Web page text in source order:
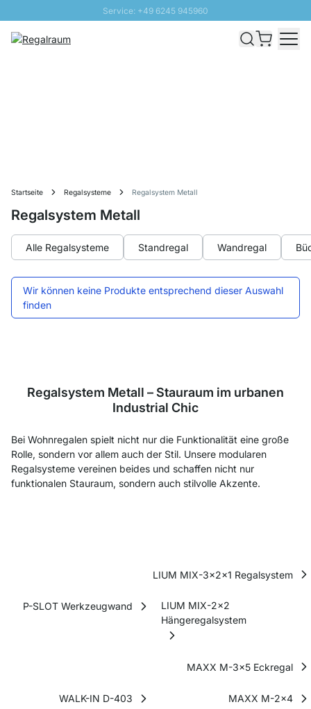
Service: +49 6245 945960
Schnelle Lieferung - Gratis Versand ab 100€
Startseite Regalsysteme Regalsystem Metall
Regalsystem Metall
Alle Regalsysteme Standregal Wandregal
Wir können keine Produkte entsprechend dieser Auswahl
finden
Regalsystem Metall – Stauraum im urbanen
Industrial Chic
Bei Wohnregalen spielt nicht nur die Funktionalität eine große
Rolle, sondern vor allem auch der Stil. Unsere modularen
Regalsysteme vereinen beides und schaffen nicht nur
funktionalen Stauraum, sondern auch stilvolle Akzente.
LIUM MIX-3x2x1 Regalsystem
P-SLOT Werkzeugwand
LIUM MIX-2x2
Hängeregalsystem
MAXX M-3x5 Eckregal
WALK-IN D-403 MAXX M-2x4